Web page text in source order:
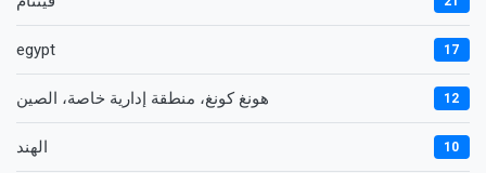
egypt 17
هونغ كونغ، منطقة إدارية خاصة، الصين 12
الهند 10